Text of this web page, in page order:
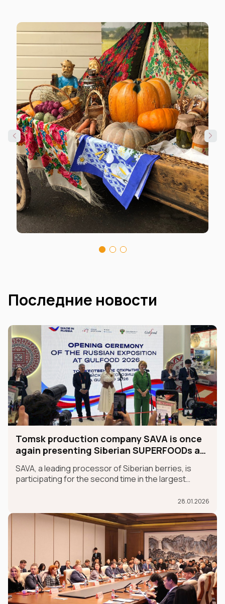
Последние новости
Tomsk production company SAVA is once
again presenting Siberian SUPERFOODs at
SAVA, a leading processor of Siberian berries, is
participating for the second time in the largest
the MADE IN RUSSIA exhibit, which is taking place in
Dubai from January 26-30.
28.01.2026